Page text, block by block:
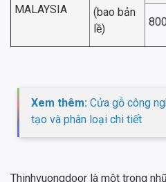
MALAYSIA
(bao bản
lề)
Xem thêm: Cửa gỗ công
tạo và phân loại chi tiết
Thinhvuongdoor là một trong